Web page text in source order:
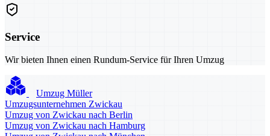
Service
Wir bieten Ihnen einen Rundum-Service für Ihren Umzug
Umzug Müller
Umzugsunternehmen Zwickau
Umzug von Zwickau nach Berlin
Umzug von Zwickau nach Hamburg